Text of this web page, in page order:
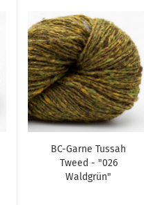
BC-Garne Tussah
Tweed - "026
Waldgrün"